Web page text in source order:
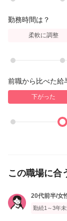
勤務時間は？
柔軟に調整
前職から比べた給
下がった
この職場に合
20代前半/女
勤続1～3年